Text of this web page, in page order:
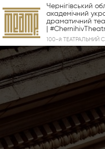
Чернігівський
академічний
драматичний
|
100-й ТЕАТРАЛЬНИЙ